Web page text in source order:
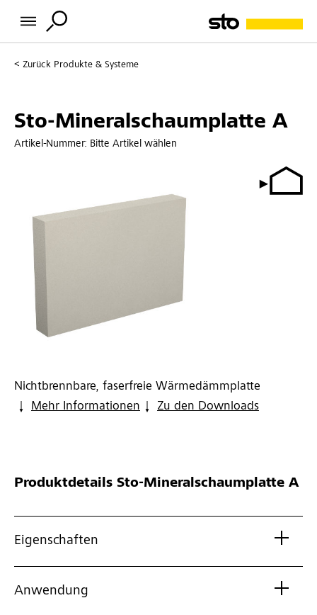
Zurück Produkte & Systeme
Sto-Mineralschaumplatte A
Artikel-Nummer: Bitte Artikel wählen
Nichtbrennbare, faserfreie Wärmedämmplatte
Mehr Informationen
Zu den Downloads
Produktdetails Sto-Mineralschaumplatte A
Eigenschaften
Anwendung